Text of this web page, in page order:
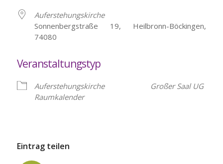
Auferstehungskirche
Sonnenbergstraße 19, Heilbronn-Böckingen,
74080
Veranstaltungstyp
Auferstehungskirche
Großer Saal UG
Raumkalender
Eintrag teilen